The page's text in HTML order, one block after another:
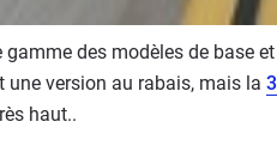
des modèles de base
une version au rabais, mais la
haut..